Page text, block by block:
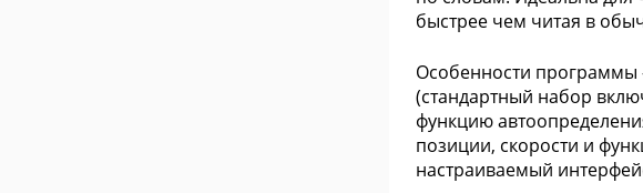
быстрее чем читая в
Особенности программы
(стандартный набор
функцию
позиции, скорости и
настраиваемый